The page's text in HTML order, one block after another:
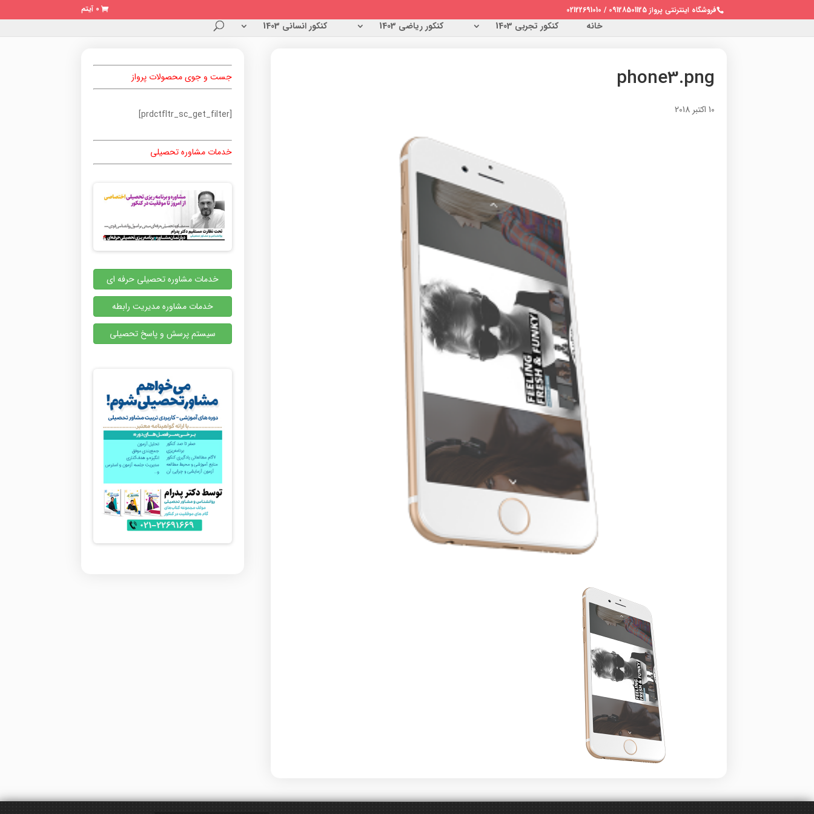
فروشگاه اینترنتی پرواز 09128501125 / 02122691010 0 آیتم
خانه کنکور تجربی 1403 کنکور ریاضی 1403 کنکور انسانی 1403
phone3.png
10 اکتبر 2018
جست و جوی محصولات پرواز
[prdctfltr_sc_get_filter]
خدمات مشاوره تحصیلی
خدمات مشاوره تحصیلی حرفه ای
خدمات مشاوره مدیریت رابطه
سیستم پرسش و پاسخ تحصیلی